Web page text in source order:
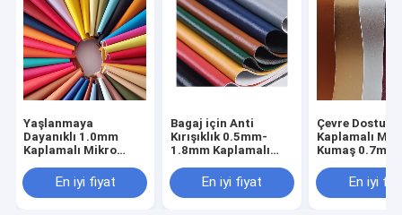
Yaşlanmaya
Dayanıklı 1.0mm
Kaplamalı Mikro
ÖnleyiciEn iyi fiyat
Bagaj için Anti
Kırışıklık 0.5mm-
1.8mm Kaplamalı
En iyi fiyat
Çevre Dostu
Kaplamalı
Kumaş 0.7mm
KumaşEn iyi